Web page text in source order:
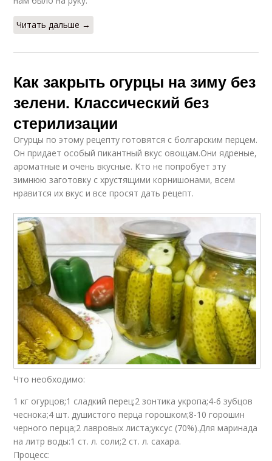
Читать дальше →
Как закрыть огурцы на зиму без
зелени. Классический без
стерилизации
Огурцы по этому рецепту готовятся с болгарским перцем.
Он придает особый пикантный вкус овощам.Они ядреные,
ароматные и очень вкусные. Кто не попробует эту
зимнюю заготовку с хрустящими корнишонами, всем
нравится их вкус и все просят дать рецепт.
Что необходимо:
1 кг огурцов;1 сладкий перец;2 зонтика укропа;4-6 зубцов
чеснока;4 шт. душистого перца горошком;8-10 горошин
черного перца;2 лавровых листа;уксус (70%).Для маринада
на литр воды:1 ст. л. соли;2 ст. л. сахара.
Процесс: